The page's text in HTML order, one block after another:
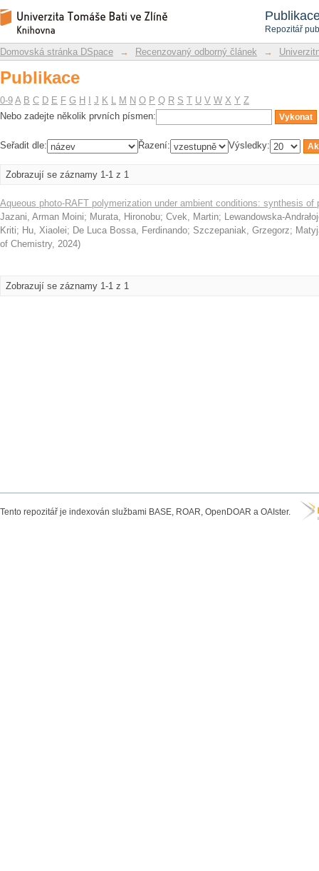
Repozitář
Publikace
Repozitář DSpace/Manakin
Domovská stránka DSpace → Recenzovaný odborný článek →
Publikace
0-9 A B C D E F G H J K L M N O P Q R S T U V W X Y Z
Nebo zadejte několik prvních písmen:
Seřadit dle: Řazení: Výsledky:
Zobrazují se záznamy 1-1 z 1
Aqueous photo-RAFT polymerization under ambient conditions: synthesis of
Jazani, Arman Moini; Murata, Hironobu; Cvek, Martin; Lewandowska-
Kriti; Hu, Xiaolei; De Luca Bossa, Ferdinando; Szczepaniak, Grzegorz;
of Chemistry, 2024)
Zobrazují se záznamy 1-1 z 1
Tento repozitář je indexován službami BASE, ROAR, OpenDOAR a OAIster.